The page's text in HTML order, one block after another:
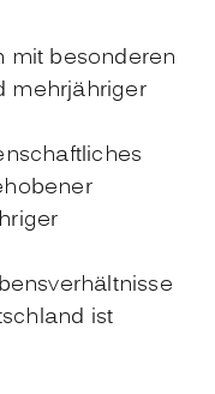
mit besonderen
mehrjähriger
ist